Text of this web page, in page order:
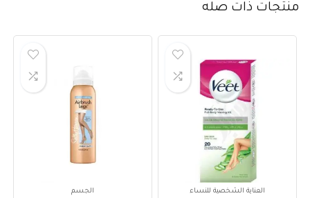
منتجات ذات صله
العناية الشخصية للنساء الجسم